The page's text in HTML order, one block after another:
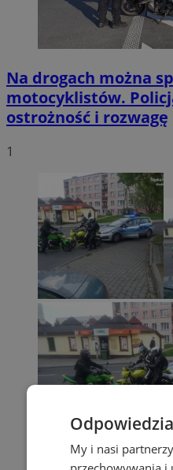
Na drogach można
motocyklistów.
ostrożność i rozwagę
1
My i nasi